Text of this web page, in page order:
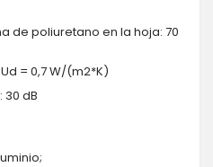
de poliuretano en la hoja: 70
= 0,7 W/(m2*K)
dB